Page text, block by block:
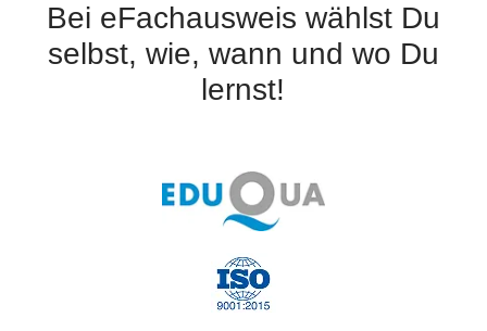
Bei eFachausweis wählst Du
selbst, wie, wann und wo Du
lernst!